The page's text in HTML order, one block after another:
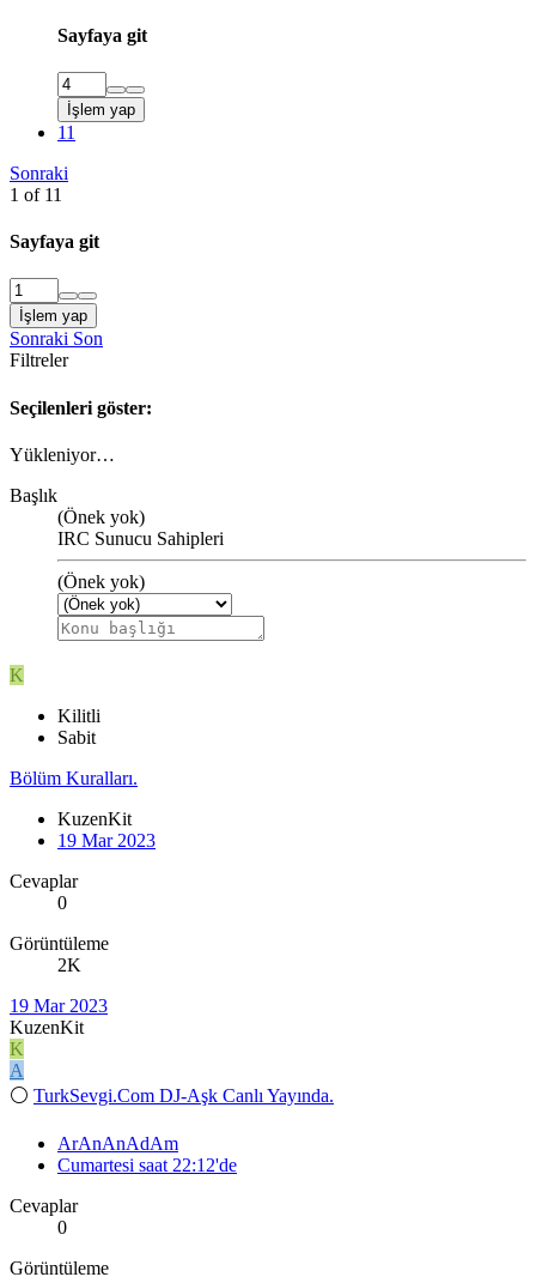
Sayfaya git
İşlem yap
11
Sonraki
1 of 11
Sayfaya git
İşlem yap
Sonraki Son
Filtreler
Seçilenleri göster:
Yükleniyor…
Başlık
(Önek yok)
IRC Sunucu Sahipleri
(Önek yok)
K
Kilitli
Sabit
Bölüm Kuralları.
KuzenKit
19 Mar 2023
Cevaplar
0
Görüntüleme
2K
19 Mar 2023
KuzenKit
K
A
⚪ TurkSevgi.Com DJ-Aşk Canlı Yayında.
ArAnAnAdAm
Cumartesi saat 22:12'de
Cevaplar
0
Görüntüleme